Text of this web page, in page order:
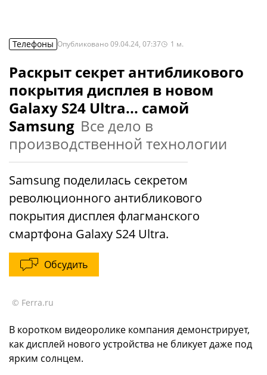
Телефоны Опубликовано09.04.24, 07:37 1 м.
Раскрыт секрет антибликового
покрытия дисплея в новом
Galaxy S24 Ultra... самой
Samsung Все дело в
производственной технологии
Samsung поделилась секретом
революционного антибликового
покрытия дисплея флагманского
смартфона Galaxy S24 Ultra.
Обсудить
© Ferra.ru
В коротком видеоролике компания демонстрирует,
как дисплей нового устройства не бликует даже под
ярким солнцем.